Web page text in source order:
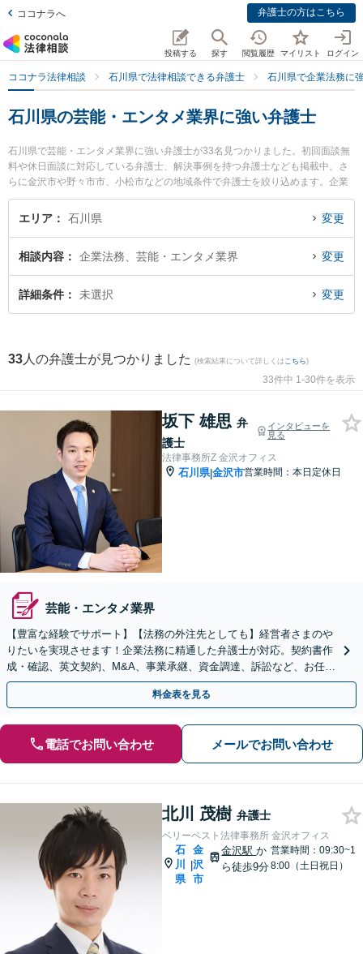
ココナラへ 弁護士の方はこちら
投稿する 探す 閲覧履歴 マイリスト ログイン
ココナラ法律相談 石川県で法律相談できる弁護士 石川県で企業法務に
石川県の芸能・エンタメ業界に強い弁護士
石川県で芸能・エンタメ業界に強い弁護士が33名見つかりました。初回面談無
料や休日面談に対応している弁護士、解決事例を持つ弁護士なども掲載中。さ
らに金沢市や野々市市、小松市などの地域条件で弁護士を絞り込めます。企業
法務に関係する顧問弁護士契約や契約書作成・リーガルチェック、雇用契約
書・就業規則作成等の細かな分野での絞り込み検索もでき便利です。特に法律
弁護士費用、強みなどが注目されています。『石川県で土日や夜間に発生した
芸能・エンタメ業界のトラブルを今すぐに弁護士に相談したい』『芸能・エン
タメ業界のトラブル解決の実績豊富な近くの弁護士を検索したい』『初回相談
エリア 石川県 変更
相談内容 企業法務、芸能・エンタメ業界 変更
詳細条件 未選択 変更
33 人の弁護士が見つかりました (検索結果について詳しくは こちら)
33件中 1-30件を表示
坂下 雄思 弁
護士
インタビューを
見る
法律事務所Z 金沢オフィス
石川県|金沢市営業時間：本日定休日
芸能・エンタメ業界
【豊富な経験でサポート】【法務の外注先としても】経営者さまのや
りたいを実現させます！企業法務に精通した弁護士が対応。契約書作
成・確認、英文契約、M&A、事業承継、資金調達、訴訟など、お任せ
ください【複数の顧問契約プランあり】【英語対応】
料金表を見る
電話でお問い合わせ メールでお問い合わせ
北川 茂樹 弁護士
ベリーベスト法律事務所 金沢オフィス
石
川
県
|
金
沢
市
金沢駅か
ら徒歩9分
営業時間：09:30~1
8:00（土日祝日）